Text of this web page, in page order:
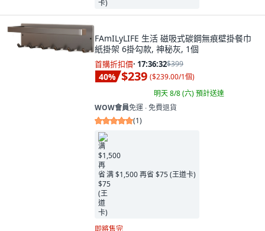
FAmILyLIFE 生活 磁吸式碳鋼無痕壁掛餐巾
紙掛架 6掛勾款, 神秘灰, 1個
首購折扣價· 17:36:31$399
40% $239 ($239.00/1個)
明天 8/8 (六)預計送達
WOW會員免運 ∙ 免費退貨
(1)
满 $1,500 再省 $75 (王道卡)